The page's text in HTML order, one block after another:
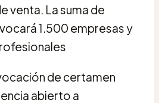
venta. La suma de
1.500 empresas y
de certamen
abierto a